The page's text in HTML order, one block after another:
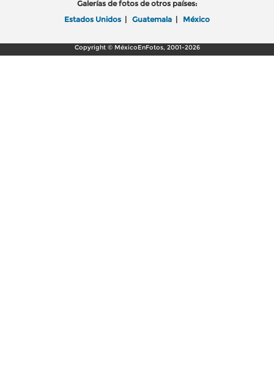
Galerías de fotos de otros países:
Estados Unidos | Guatemala | México
Copyright © MéxicoEnFotos, 2001-2026